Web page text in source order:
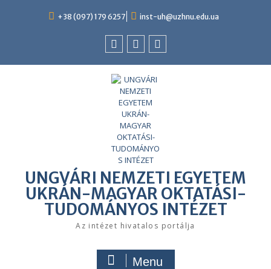
+38 (097) 179 6257 inst-uh@uzhnu.edu.ua
UNGVÁRI NEMZETI EGYETEM
UKRÁN-MAGYAR OKTATÁSI-
TUDOMÁNYOS INTÉZET
Az intézet hivatalos portálja
Menu